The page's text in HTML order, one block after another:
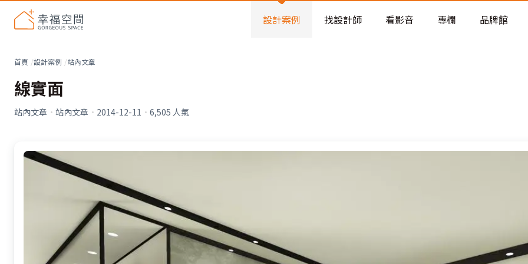
看不見的居家風險和翻新關鍵
老屋預算分配與高 CP 值煥新術
設計案例 找設計師 看影音 專欄 品牌館
首頁 設計案例 站內文章
線實面
站內文章 · 站內文章 · 2014-12-11 · 6,505 人氣